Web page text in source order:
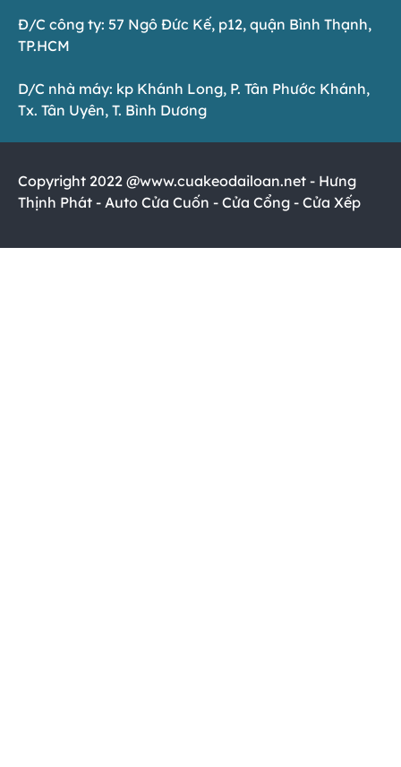
Đ/C công ty: 57 Ngô Đức Kế, p12, quận Bình Thạnh,
TP.HCM
D/C nhà máy: kp Khánh Long, P. Tân Phước Khánh,
Tx. Tân Uyên, T. Bình Dương
Copyright 2022 @www.cuakeodailoan.net - Hưng
Thịnh Phát - Auto Cửa Cuốn - Cửa Cổng - Cửa Xếp